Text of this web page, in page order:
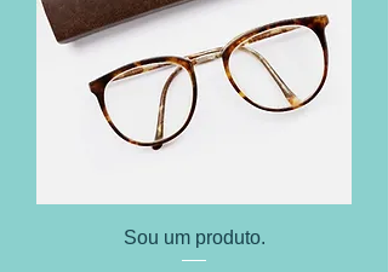
Sou um produto.